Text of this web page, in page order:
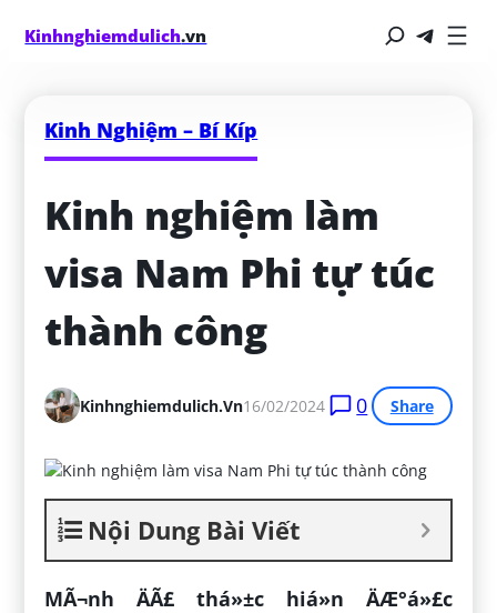
Kinhnghiemdulich.vn
Kinh Nghiệm – Bí Kíp
Kinh nghiệm làm
visa Nam Phi tự túc
thành công
Kinhnghiemdulich.vn16/02/2024 0 Share
Nội Dung Bài Viết
MÃ¬nh ÄÃ£ thá»±c hiá»n ÄÆ°á»£c